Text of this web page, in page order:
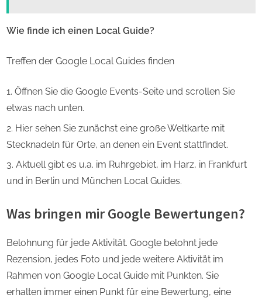
Wie finde ich einen Local Guide?
Treffen der Google Local Guides finden
Öffnen Sie die Google Events-Seite und scrollen Sie
etwas nach unten.
Hier sehen Sie zunächst eine große Weltkarte mit
Stecknadeln für Orte, an denen ein Event stattfindet.
Aktuell gibt es u.a. im Ruhrgebiet, im Harz, in Frankfurt
und in Berlin und München Local Guides.
Was bringen mir Google Bewertungen?
Belohnung für jede Aktivität. Google belohnt jede
Rezension, jedes Foto und jede weitere Aktivität im
Rahmen von Google Local Guide mit Punkten. Sie
erhalten immer einen Punkt für eine Bewertung, eine